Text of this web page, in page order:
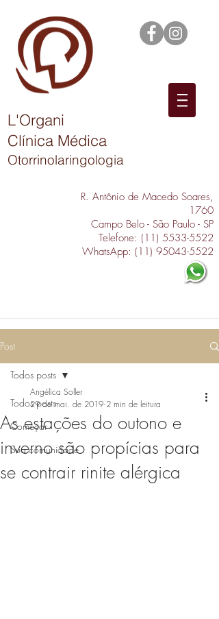
L'Organi
Clínica Médica
Otorrinolaringologia
R. Antônio de Macedo Soares,
1760
Campo Belo - São Paulo - SP
Telefone: (11) 5533-5522
WhatsApp: (11) 95043-5522
Post
Todos posts
Começar
Sua comunidade
Todos posts
As estações do outono e
inverno são propícias para
se contrair rinite alérgica
Angélica Soller
29 de mai. de 2019 2 min de leitura